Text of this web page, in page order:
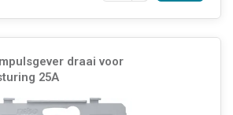
draai voor
25A